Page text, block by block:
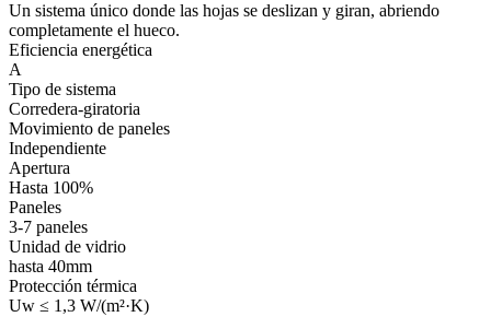
Un sistema único donde las hojas se deslizan y giran, abriendo
completamente el hueco.
Eficiencia energética
A
Tipo de sistema
Corredera-giratoria
Movimiento de paneles
Independiente
Apertura
Hasta 100%
Paneles
3-7 paneles
Unidad de vidrio
hasta 40mm
Protección térmica
Uw ≤ 1,3 W/(m²·K)